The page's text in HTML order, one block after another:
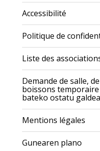
Accessibilité
Politique de
Liste des
Demande de salle,
boissons
bateko ostatu galdea
Mentions légales
Gunearen plano